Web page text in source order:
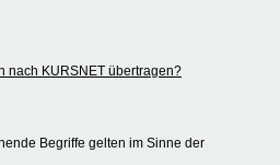
nach KURSNET übertragen?
Begriffe gelten im Sinne der